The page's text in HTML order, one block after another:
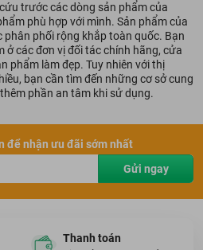
trước các dòng sản phẩm của
phù hợp với mình. Sản phẩm của
phân phối rộng khắp toàn quốc. Bạn
ở các đơn vị đối tác chính hãng, cửa
phẩm làm đẹp. Tuy nhiên với thị
bạn cần tìm đến những cơ sở cung
phần an tâm khi sử dụng.
để nhận ưu đãi sớm nhất
Gửi ngay
Thanh toán